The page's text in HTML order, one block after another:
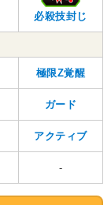
必殺技封じ
極限Z覚醒
ガード
アクティブ
-